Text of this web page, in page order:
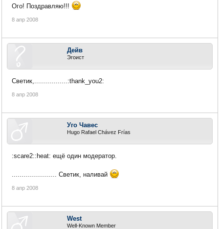
Ого! Поздравляю!!!
8 апр 2008
Дейв
Эгоист
Светик,.................:thank_you2:
8 апр 2008
Уго Чавес
Hugo Rafael Chávez Frías
:scare2::heat: ещё один модератор.
....................... Светик, наливай
8 апр 2008
West
Well-Known Member